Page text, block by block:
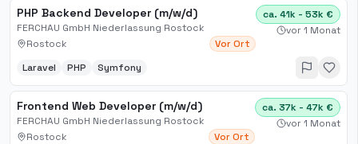
PHP Backend Developer (m/w/d)
FERCHAU GmbH Niederlassung Rostock
Rostock
Vor Ort
ca. 41k - 53k €
vor 1 Monat
Laravel PHP Symfony
Frontend Web Developer (m/w/d)
FERCHAU GmbH Niederlassung Rostock
Rostock
Vor Ort
ca. 37k - 47k €
vor 1 Monat